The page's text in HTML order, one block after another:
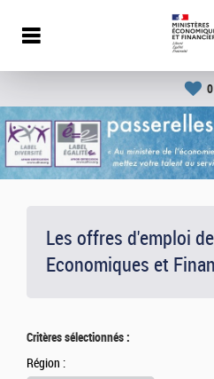
0
Les offres d'emploi
Economiques et
Critères sélectionnés :
Région :